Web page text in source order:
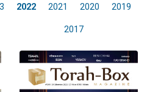
2022 2021 2020 2019
2017